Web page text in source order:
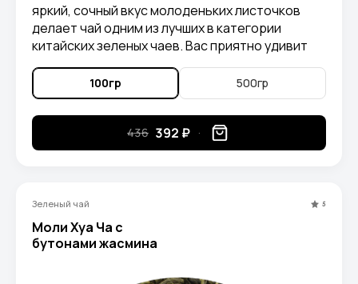
яркий, сочный вкус молоденьких листочков
делает чай одним из лучших в категории
китайских зеленых чаев. Вас приятно удивит
аромат скошенной травы и цветочной пыльцы,
а также интересное послевкусие.
100гр 500гр
436 392 ₽
Зеленый чай 5
Моли Хуа Ча с
бутонами жасмина